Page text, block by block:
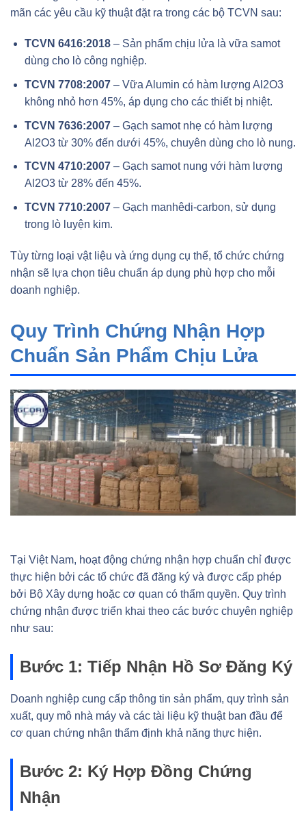
mãn các yêu cầu kỹ thuật đặt ra trong các bộ TCVN sau:
TCVN 6416:2018– Sản phẩm chịu lửa là vữa samot
dùng cho lò công nghiệp.
TCVN 7708:2007– Vữa Alumin có hàm lượng Al2O3
không nhỏ hơn 45%, áp dụng cho các thiết bị nhiệt.
TCVN 7636:2007– Gạch samot nhẹ có hàm lượng
Al2O3 từ 30% đến dưới 45%, chuyên dùng cho lò nung.
TCVN 4710:2007– Gạch samot nung với hàm lượng
Al2O3 từ 28% đến 45%.
TCVN 7710:2007– Gạch manhêdi-carbon, sử dụng
trong lò luyện kim.
Tùy từng loại vật liệu và ứng dụng cụ thể, tổ chức chứng
nhận sẽ lựa chọn tiêu chuẩn áp dụng phù hợp cho mỗi
doanh nghiệp.
Quy Trình Chứng Nhận Hợp
Chuẩn Sản Phẩm Chịu Lửa
Tại Việt Nam, hoạt động chứng nhận hợp chuẩn chỉ được
thực hiện bởi các tổ chức đã đăng ký và được cấp phép
bởi Bộ Xây dựng hoặc cơ quan có thẩm quyền. Quy trình
chứng nhận được triển khai theo các bước chuyên nghiệp
như sau:
Bước 1: Tiếp Nhận Hồ Sơ Đăng Ký
Doanh nghiệp cung cấp thông tin sản phẩm, quy trình sản
xuất, quy mô nhà máy và các tài liệu kỹ thuật ban đầu để
cơ quan chứng nhận thẩm định khả năng thực hiện.
Bước 2: Ký Hợp Đồng Chứng
Nhận